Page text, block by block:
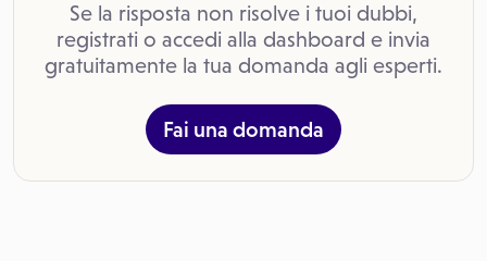
Se la risposta non risolve i tuoi dubbi,
registrati o accedi alla dashboard e invia
gratuitamente la tua domanda agli esperti.
Fai una domanda